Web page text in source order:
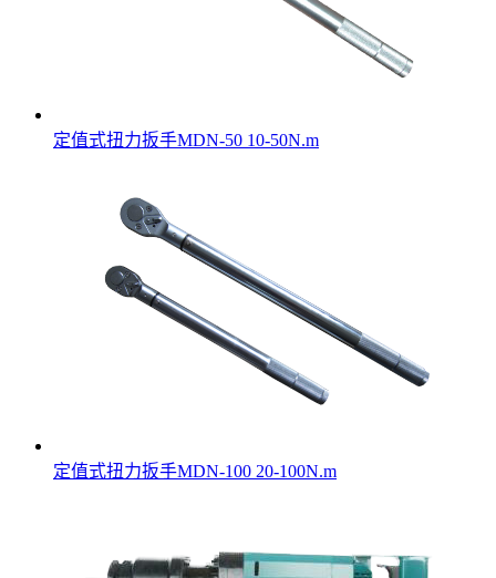
定值式扭力扳手MDN-50 10-50N.m
定值式扭力扳手MDN-100 20-100N.m